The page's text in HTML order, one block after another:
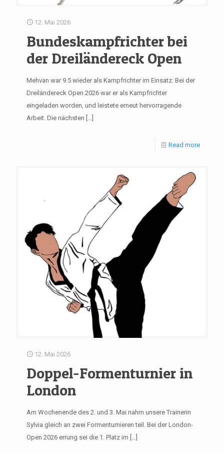
12. Mai 2026
Bundeskampfrichter bei
der Dreiländereck Open
Mehvan war 9.5 wieder als Kampfrichter im Einsatz: Bei der
Dreiländereck Open 2026 war er als Kampfrichter
eingeladen worden, und leistete erneut hervorragende
Arbeit. Die nächsten […]
Read more
12. Mai 2026
Doppel-Formenturnier in
London
Am Wochenende des 2. und 3. Mai nahm unsere Trainerin
Sylvia gleich an zwei Formenturnieren teil. Bei der London-
Open 2026 errung sei die 1. Platz im […]